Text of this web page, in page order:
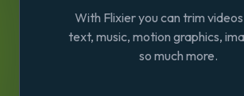
With Flixier you can trim
text, music, motion graphics,
so much more.